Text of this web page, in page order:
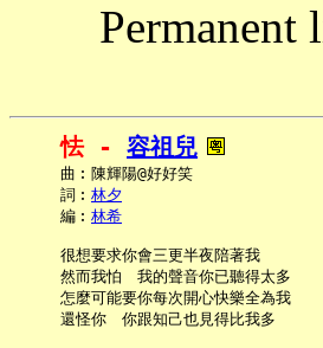
怯 - 容祖兒
     曲︰陳輝陽@好好笑
     詞︰
林夕
     編︰
林希
     很想要求你會三更半夜陪著我
     然而我怕　我的聲音你已聽得太多
     怎麼可能要你每次開心快樂全為我
     還怪你　你跟知己也見得比我多